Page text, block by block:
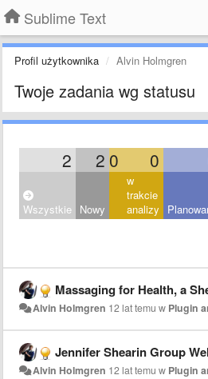
Sublime Text
Profil użytkownika Alvin Holmgren
Twoje zadania wg statusu
2 2 0 0
Wszystkie Nowy
w
trakcie
analizy
Massaging for Health, a Shearin Health
Alvin Holmgren 12 lat temu w Plugin
Jennifer Shearin Group Wellness Coaching: Integrated
Alvin Holmgren 12 lat temu w Plugin